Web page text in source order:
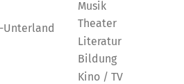
Unterland
Musik
Theater
Literatur
Bildung
Kino / TV